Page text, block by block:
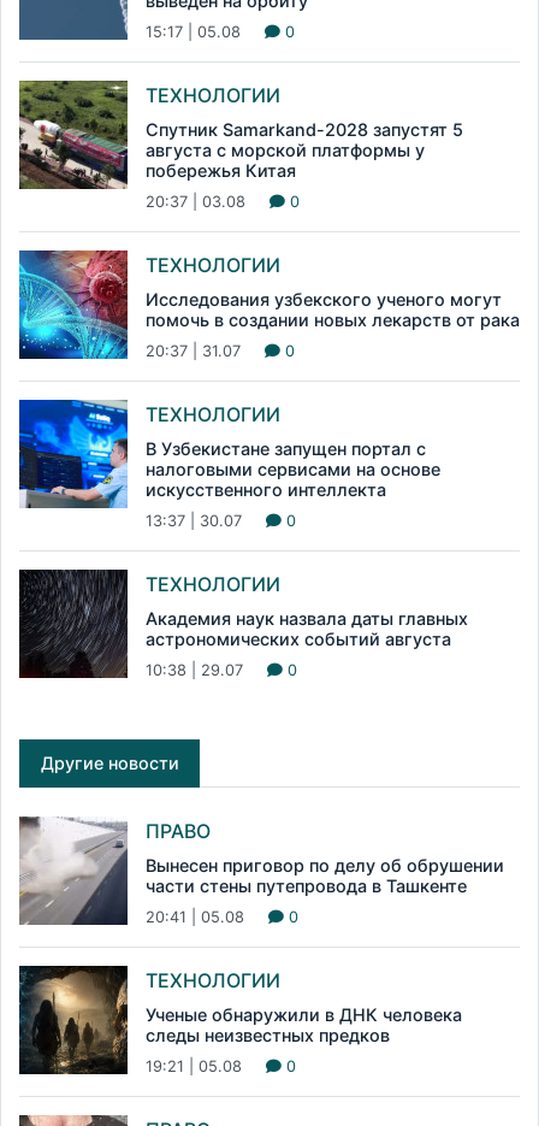
15:17 | 05.08 0
ТЕХНОЛОГИИ
Спутник Samarkand-2028 запустят 5
августа с морской платформы у
побережья Китая
20:37 | 03.08 0
ТЕХНОЛОГИИ
Исследования узбекского ученого могут
помочь в создании новых лекарств от рака
20:37 | 31.07 0
ТЕХНОЛОГИИ
В Узбекистане запущен портал с
налоговыми сервисами на основе
искусственного интеллекта
13:37 | 30.07 0
ТЕХНОЛОГИИ
Академия наук назвала даты главных
астрономических событий августа
10:38 | 29.07 0
Другие новости
ПРАВО
Вынесен приговор по делу об обрушении
части стены путепровода в Ташкенте
20:41 | 05.08 0
ТЕХНОЛОГИИ
Ученые обнаружили в ДНК человека
следы неизвестных предков
19:21 | 05.08 0